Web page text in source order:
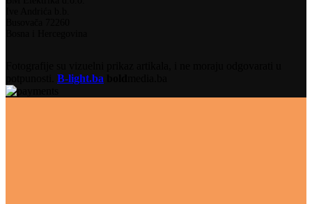
B-light.ba